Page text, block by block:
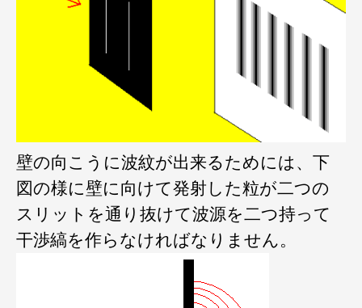
壁の向こうに波紋が出来るためには、下
図の様に壁に向けて発射した粒が二つの
スリットを通り抜けて波源を二つ持って
干渉縞を作らなければなりません。